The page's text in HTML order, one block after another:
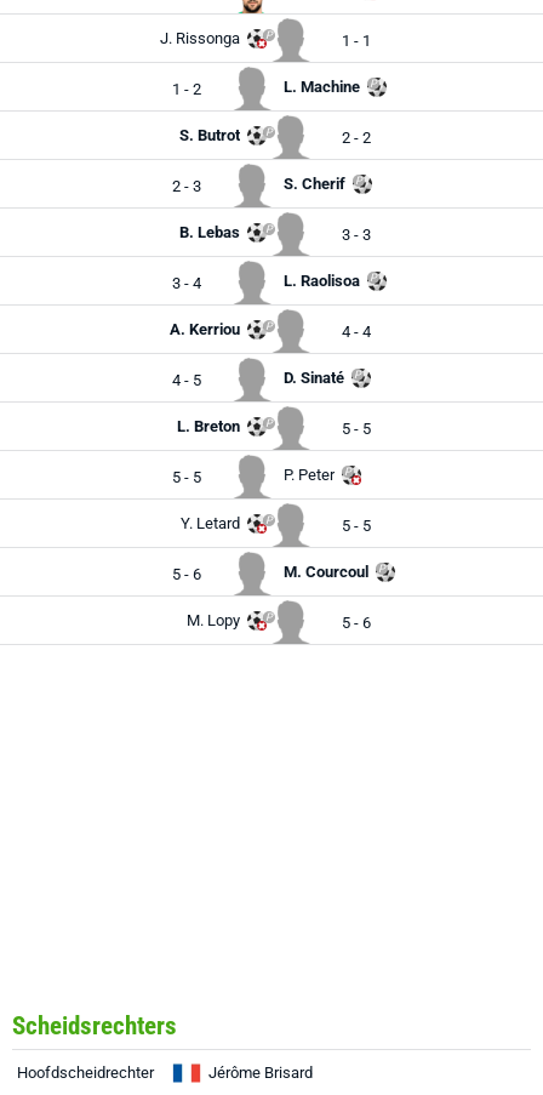
J. Rissonga 1 - 1
1 - 2 L. Machine
S. Butrot 2 - 2
2 - 3 S. Cherif
B. Lebas 3 - 3
3 - 4 L. Raolisoa
A. Kerriou 4 - 4
4 - 5 D. Sinaté
L. Breton 5 - 5
5 - 5 P. Peter
Y. Letard 5 - 5
5 - 6 M. Courcoul
M. Lopy 5 - 6
Scheidsrechters
Hoofdscheidrechter Jérôme Brisard